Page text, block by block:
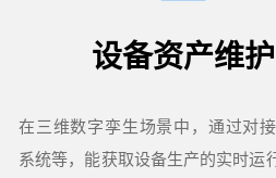
设备资产维护
在三维数字孪生场景中，通过对
系统等，能获取设备生产的实时运